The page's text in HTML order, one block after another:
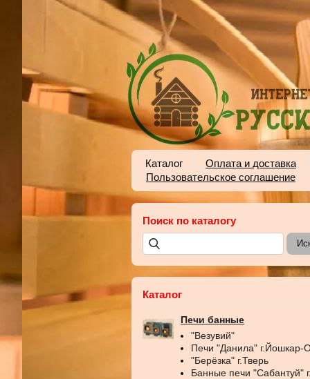
Каталог
Оплата и доставка
Пользовательское соглашение
Поиск по каталогу
Каталог
Печи банные
"Везувий"
Печи "Данила" г.Йошкар-
"Берёзка" г.Тверь
Банные печи "Сабантуй"